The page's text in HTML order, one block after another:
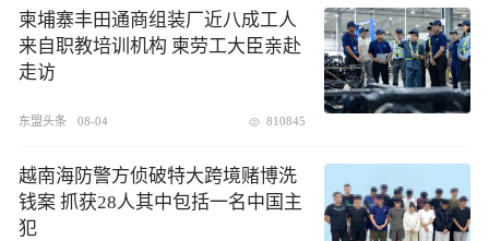
柬埔寨丰田通商组装厂近八成工人
来自职教培训机构 柬劳工大臣亲赴
走访
东盟头条 08-04 810845
越南海防警方侦破特大跨境赌博洗
钱案 抓获28人其中包括一名中国主
犯